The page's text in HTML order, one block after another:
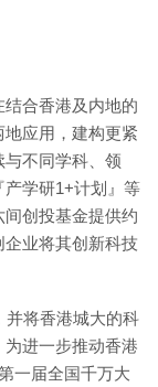
合香港及内地的
应用，建构更紧
不同学科、领
学研1+计划』等
创投基金提供约
业将其创新科技
并将香港城大的科
进一步推动香港
一届全国千万大